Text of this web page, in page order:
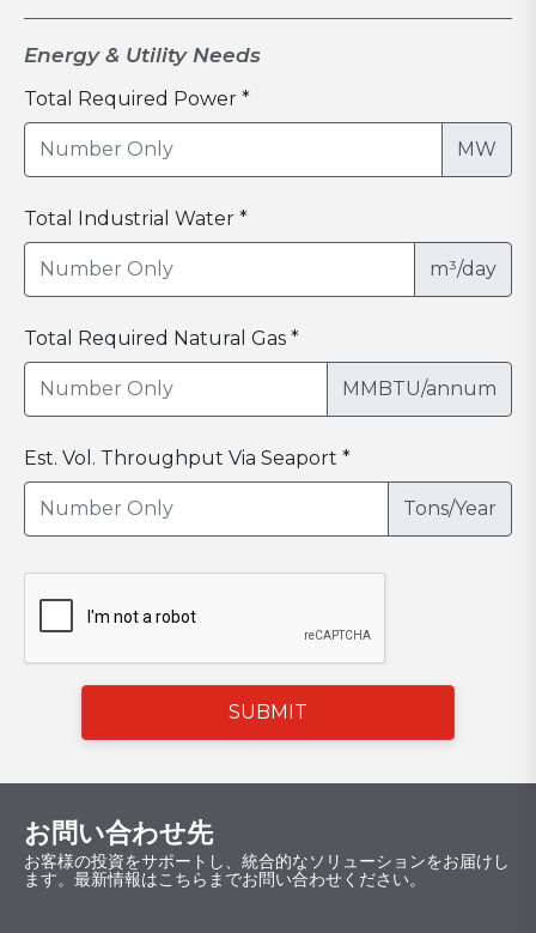
Energy & Utility Needs
Total Required Power *
MW
Total Industrial Water *
m³/day
Total Required Natural Gas *
MMBTU/annum
Est. Vol. Throughput Via Seaport *
Tons/Year
SUBMIT
お問い合わせ先
お客様の投資をサポートし、統合的なソリューションをお届けし
ます。最新情報はこちらまでお問い合わせください。